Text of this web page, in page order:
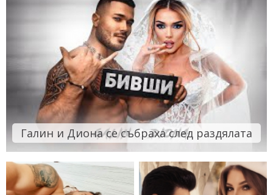
Галин и Диона се събраха след раздялата